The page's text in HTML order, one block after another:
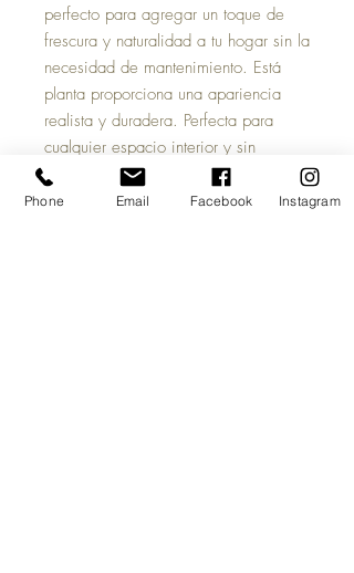
perfecto para agregar un toque de
frescura y naturalidad a tu hogar sin la
necesidad de mantenimiento. Está
planta proporciona una apariencia
realista y duradera. Perfecta para
cualquier espacio interior y sin
preocuparse por el riego o la luz del
sol.
Phone Email Facebook Instagram